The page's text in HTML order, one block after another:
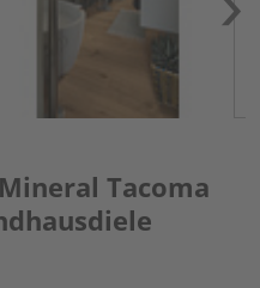
Tacoma